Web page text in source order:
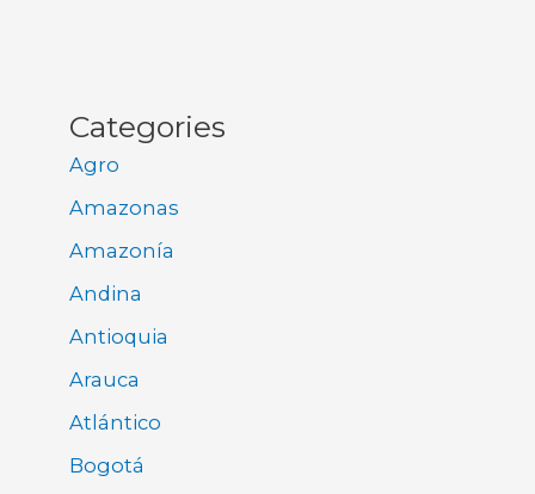
Categories
Agro
Amazonas
Amazonía
Andina
Antioquia
Arauca
Atlántico
Bogotá